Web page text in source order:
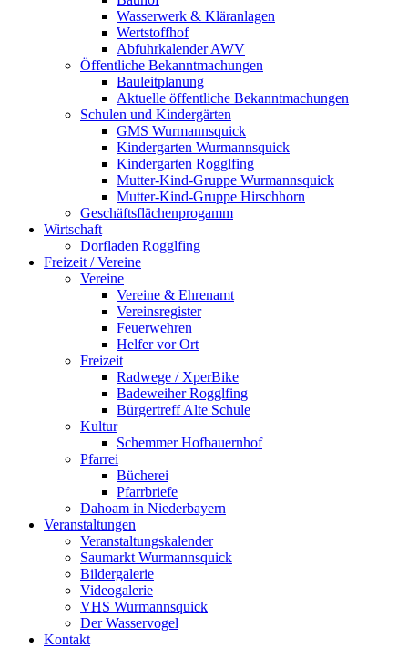
Wasserwerk & Kläranlagen
Wertstoffhof
Abfuhrkalender AWV
Öffentliche Bekanntmachungen
Bauleitplanung
Aktuelle öffentliche Bekanntmachungen
Schulen und Kindergärten
GMS Wurmannsquick
Kindergarten Wurmannsquick
Kindergarten Rogglfing
Mutter-Kind-Gruppe Wurmannsquick
Mutter-Kind-Gruppe Hirschhorn
Geschäftsflächenprogamm
Wirtschaft
Dorfladen Rogglfing
Freizeit / Vereine
Vereine
Vereine & Ehrenamt
Vereinsregister
Feuerwehren
Helfer vor Ort
Freizeit
Radwege / XperBike
Badeweiher Rogglfing
Bürgertreff Alte Schule
Kultur
Schemmer Hofbauernhof
Pfarrei
Bücherei
Pfarrbriefe
Dahoam in Niederbayern
Veranstaltungen
Veranstaltungskalender
Saumarkt Wurmannsquick
Bildergalerie
Videogalerie
VHS Wurmannsquick
Der Wasservogel
Kontakt